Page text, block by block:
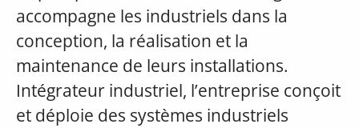
accompagne les industriels dans la
conception, la réalisation et la
maintenance de leurs installations.
Intégrateur industriel, l’entreprise conçoit
et déploie des systèmes industriels